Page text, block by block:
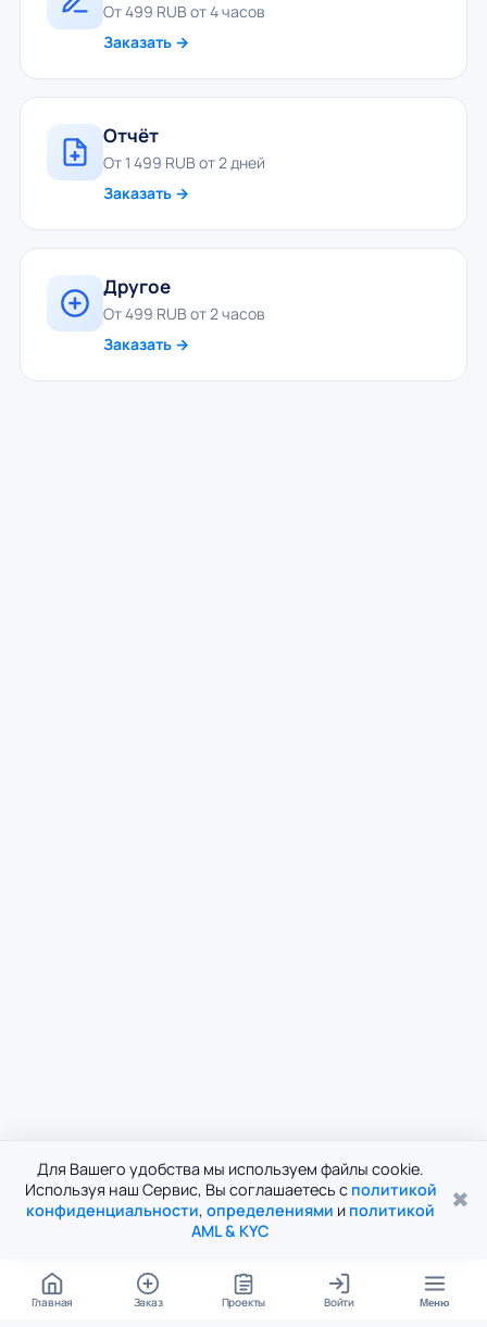
Для Вашего удобства мы используем файлы cookie.
Используя наш Сервис, Вы соглашаетесь с политикой
конфиденциальности, определениями и политикой
AML & KYC
✖
Главная Заказ Проекты Войти Меню
От 499 RUB от 4 часов
Заказать →
Отчёт
От 1 499 RUB от 2 дней
Заказать →
Другое
От 499 RUB от 2 часов
Заказать →